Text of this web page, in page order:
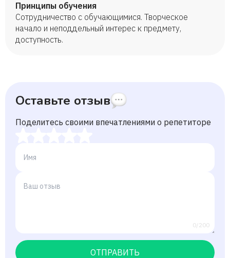
Принципы обучения
Сотрудничество с обучающимися. Творческое
начало и неподдельный интерес к предмету,
доступность.
Оставьте отзыв
Поделитесь своими впечатлениями о репетиторе
0/200
ОТПРАВИТЬ